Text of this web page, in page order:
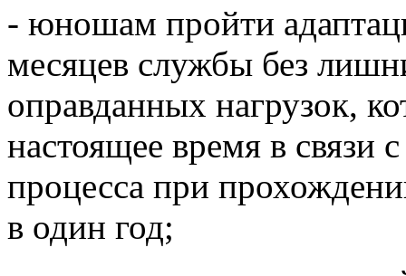
- юношам пройти
месяцев службы без
оправданных нагрузок,
настоящее время в связи
процесса при
в один год;